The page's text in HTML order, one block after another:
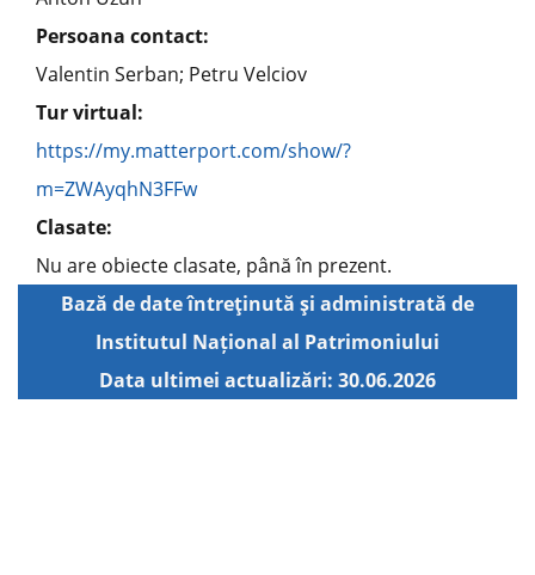
Persoana contact:
Valentin Serban; Petru Velciov
Tur virtual:
https://my.matterport.com/show/?
m=ZWAyqhN3FFw
Clasate:
Nu are obiecte clasate, până în prezent.
Bază de date întreţinută şi administrată de
Institutul Național al Patrimoniului
Data ultimei actualizări: 30.06.2026